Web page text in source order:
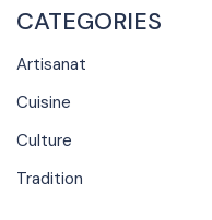
CATEGORIES
Artisanat
Cuisine
Culture
Tradition